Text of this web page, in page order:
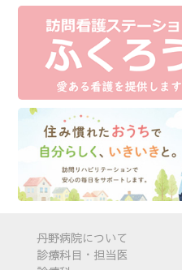
丹野病院について
診療科目・担当医